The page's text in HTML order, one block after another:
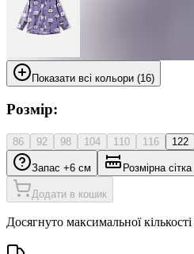
Показати всі кольори (16)
Розмір:
86 92 98 104 110 116 122
Запас +6 см Розмірна сітка
Додати в кошик
Досягнуто максимальної кількості